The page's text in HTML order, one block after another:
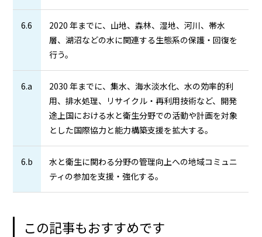
6.6
2020 年までに、山地、森林、湿地、河川、帯水
層、湖沼などの水に関連する生態系の保護・回復を
行う。
6.a
2030 年までに、集水、海水淡水化、水の効率的利
用、排水処理、リサイクル・再利用技術など、開発
途上国における水と衛生分野での活動や計画を対象
とした国際協力と能力構築支援を拡大する。
6.b
水と衛生に関わる分野の管理向上への地域コミュニ
ティの参加を支援・強化する。
この記事もおすすめです